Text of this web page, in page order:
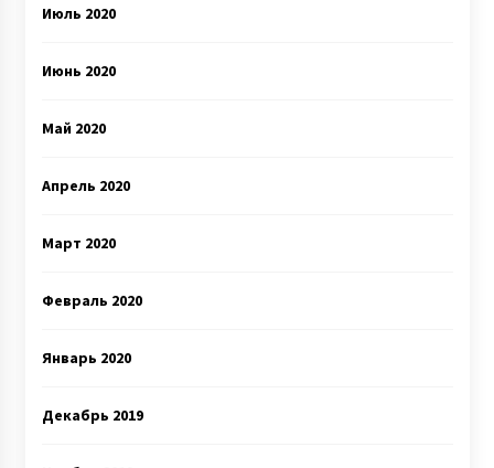
Июль 2020
Июнь 2020
Май 2020
Апрель 2020
Март 2020
Февраль 2020
Январь 2020
Декабрь 2019